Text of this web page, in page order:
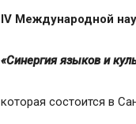
IV Международной
«Синергия языков и
которая состоится в